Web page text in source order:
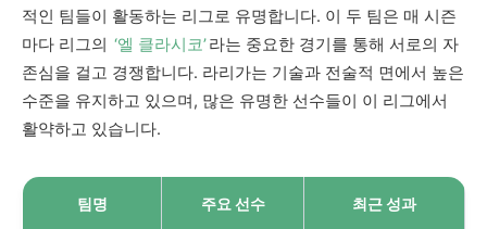
적인 팀들이 활동하는 리그로 유명합니다. 이 두 팀은 매 시즌
마다 리그의 ‘엘 클라시코’라는 중요한 경기를 통해 서로의 자
존심을 걸고 경쟁합니다. 라리가는 기술과 전술적 면에서 높은
수준을 유지하고 있으며, 많은 유명한 선수들이 이 리그에서
활약하고 있습니다.
팀명 주요 선수 최근 성과